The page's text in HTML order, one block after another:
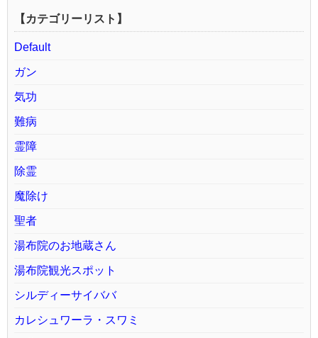
【カテゴリーリスト】
Default
ガン
気功
難病
霊障
除霊
魔除け
聖者
湯布院のお地蔵さん
湯布院観光スポット
シルディーサイババ
カレシュワーラ・スワミ